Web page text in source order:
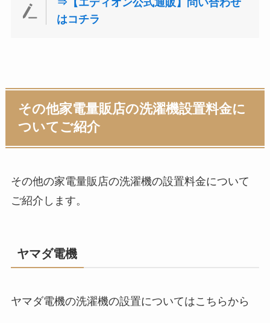
はコチラ
その他家電量販店の洗濯機設置料金に
ついてご紹介
その他の家電量販店の洗濯機の設置料金について
ご紹介します。
ヤマダ電機
ヤマダ電機の洗濯機の設置についてはこちらから